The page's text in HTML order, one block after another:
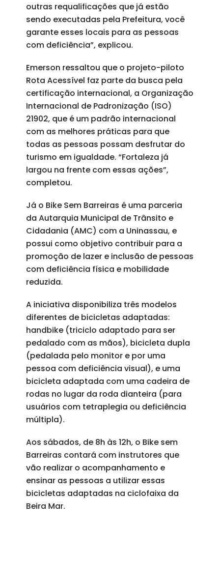
outras requalificações que já estão
sendo executadas pela Prefeitura, você
garante esses locais para as pessoas
com deficiência”, explicou.
Emerson ressaltou que o projeto-piloto
Rota Acessível faz parte da busca pela
certificação internacional, a Organização
Internacional de Padronização (ISO)
21902, que é um padrão internacional
com as melhores práticas para que
todas as pessoas possam desfrutar do
turismo em igualdade. “Fortaleza já
largou na frente com essas ações”,
completou.
Já o Bike Sem Barreiras é uma parceria
da Autarquia Municipal de Trânsito e
Cidadania (AMC) com a Uninassau, e
possui como objetivo contribuir para a
promoção de lazer e inclusão de pessoas
com deficiência física e mobilidade
reduzida.
A iniciativa disponibiliza três modelos
diferentes de bicicletas adaptadas:
handbike (triciclo adaptado para ser
pedalado com as mãos), bicicleta dupla
(pedalada pelo monitor e por uma
pessoa com deficiência visual), e uma
bicicleta adaptada com uma cadeira de
rodas no lugar da roda dianteira (para
usuários com tetraplegia ou deficiência
múltipla).
Aos sábados, de 8h às 12h, o Bike sem
Barreiras contará com instrutores que
vão realizar o acompanhamento e
ensinar as pessoas a utilizar essas
bicicletas adaptadas na ciclofaixa da
Beira Mar.